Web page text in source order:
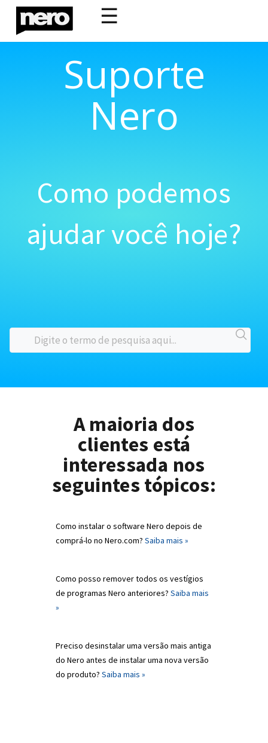
☰
Suporte
Nero
Como podemos
ajudar você hoje?
A maioria dos
clientes está
interessada nos
seguintes tópicos:
Como instalar o software Nero depois de
comprá-lo no Nero.com? Saiba mais »
Como posso remover todos os vestígios
de programas Nero anteriores? Saiba mais
»
Preciso desinstalar uma versão mais antiga
do Nero antes de instalar uma nova versão
do produto? Saiba mais »